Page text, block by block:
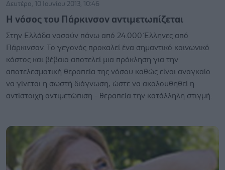
Δευτέρα, 10 Ιουνίου 2013, 10:46
Η νόσος του Πάρκινσον αντιμετωπίζεται
Στην Ελλάδα νοσούν πάνω από 24.000 Έλληνες από
Πάρκινσον. Το γεγονός προκαλεί ένα σημαντικό κοινωνικό
κόστος και βέβαια αποτελεί μια πρόκληση για την
αποτελεσματική θεραπεία της νόσου καθώς είναι αναγκαίο
να γίνεται η σωστή διάγνωση, ώστε να ακολουθηθεί η
αντίστοιχη αντιμετώπιση - θεραπεία την κατάλληλη στιγμή.